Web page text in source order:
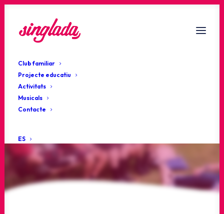
Club familiar
Projecte educatiu
Activitats
Musicals
Contacte
ES